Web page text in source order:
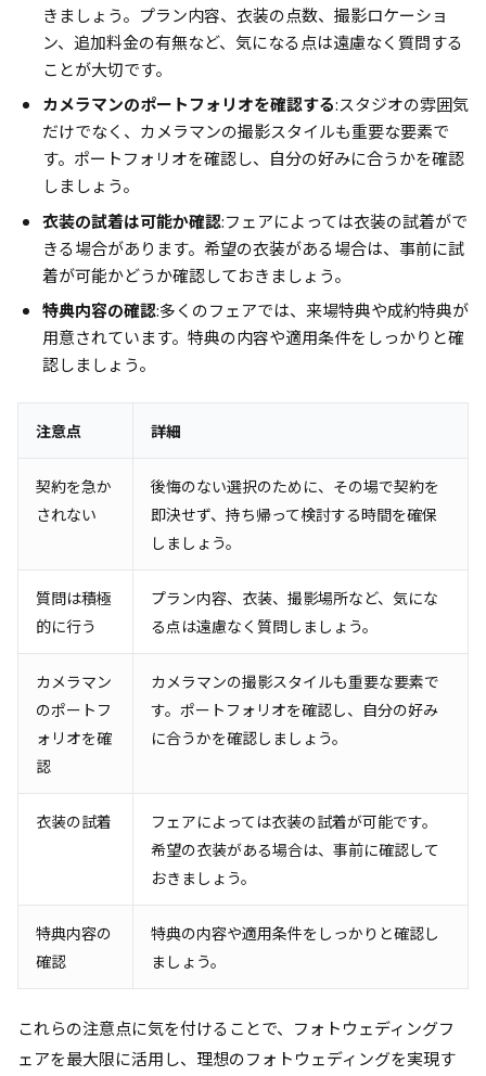
きましょう。プラン内容、衣装の点数、撮影ロケーショ
ン、追加料金の有無など、気になる点は遠慮なく質問する
ことが大切です。
カメラマンのポートフォリオを確認する:スタジオの雰囲気
だけでなく、カメラマンの撮影スタイルも重要な要素で
す。ポートフォリオを確認し、自分の好みに合うかを確認
しましょう。
衣装の試着は可能か確認:フェアによっては衣装の試着がで
きる場合があります。希望の衣装がある場合は、事前に試
着が可能かどうか確認しておきましょう。
特典内容の確認:多くのフェアでは、来場特典や成約特典が
用意されています。特典の内容や適用条件をしっかりと確
認しましょう。
注意点 詳細
契約を急か
されない
後悔のない選択のために、その場で契約を
即決せず、持ち帰って検討する時間を確保
しましょう。
質問は積極
的に行う
プラン内容、衣装、撮影場所など、気にな
る点は遠慮なく質問しましょう。
カメラマン
のポートフ
ォリオを確
認
カメラマンの撮影スタイルも重要な要素で
す。ポートフォリオを確認し、自分の好み
に合うかを確認しましょう。
衣装の試着
フェアによっては衣装の試着が可能です。
希望の衣装がある場合は、事前に確認して
おきましょう。
特典内容の
確認
特典の内容や適用条件をしっかりと確認し
ましょう。
これらの注意点に気を付けることで、フォトウェディングフ
ェアを最大限に活用し、理想のフォトウェディングを実現す